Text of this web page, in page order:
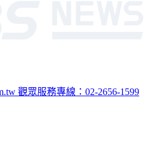
觀眾服務專線：02-2656-1599